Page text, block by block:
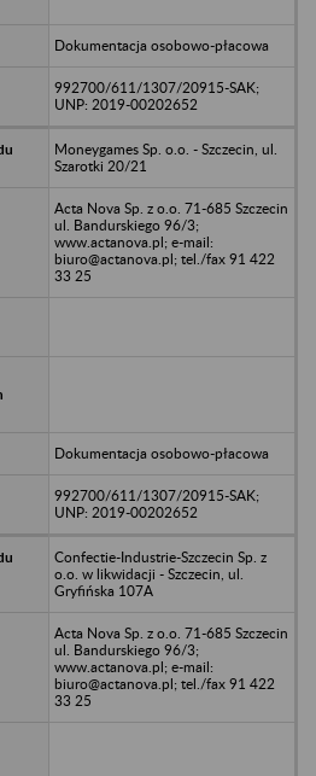
Dokumentacja osobowo-płacowa
992700/611/1307/20915-SAK;
UNP: 2019-00202652
Moneygames Sp. o.o. - Szczecin, ul.
Szarotki 20/21
Acta Nova Sp. z o.o. 71-685 Szczecin
ul. Bandurskiego 96/3;
www.actanova.pl; e-mail:
biuro@actanova.pl; tel./fax 91 422
33 25
Dokumentacja osobowo-płacowa
992700/611/1307/20915-SAK;
UNP: 2019-00202652
Confectie-Industrie-Szczecin Sp. z
o.o. w likwidacji - Szczecin, ul.
Gryfińska 107A
Acta Nova Sp. z o.o. 71-685 Szczecin
ul. Bandurskiego 96/3;
www.actanova.pl; e-mail:
biuro@actanova.pl; tel./fax 91 422
33 25